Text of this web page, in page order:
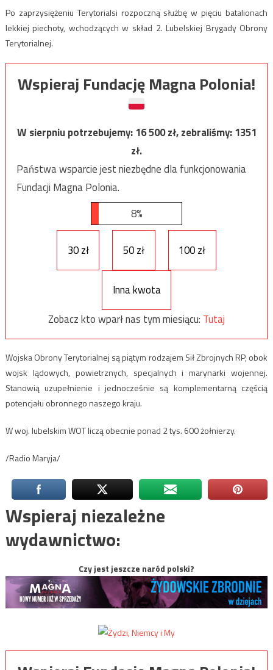
Po zaprzysiężeniu Terytorialsi rozpoczną służbę w pięciu batalionach
lekkiej piechoty, wchodzących w skład 2. Lubelskiej Brygady Obrony
Terytorialnej.
Wspieraj Fundację Magna Polonia!
W sierpniu potrzebujemy:16 500zł, zebraliśmy:1351
zł.
Państwa wsparcie jest niezbędne dla funkcjonowania
Fundacji Magna Polonia.
8%
30 zł 50 zł 100 zł
Inna kwota
Zobacz kto wparł nas tym miesiącu: Tutaj
Wojska Obrony Terytorialnej są piątym rodzajem Sił Zbrojnych RP, obok
wojsk lądowych, powietrznych, specjalnych i marynarki wojennej.
Stanowią uzupełnienie i jednocześnie są komplementarną częścią
potencjału obronnego naszego kraju.
W woj. lubelskim WOT liczą obecnie ponad 2 tys. 600 żołnierzy.
/Radio Maryja/
Wspieraj niezależne
wydawnictwo:
Czy jest jeszcze naród polski?